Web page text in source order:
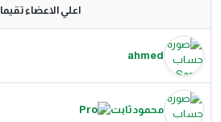
اعلي الاعضاء تقيما
ahmed
محمود ثابت